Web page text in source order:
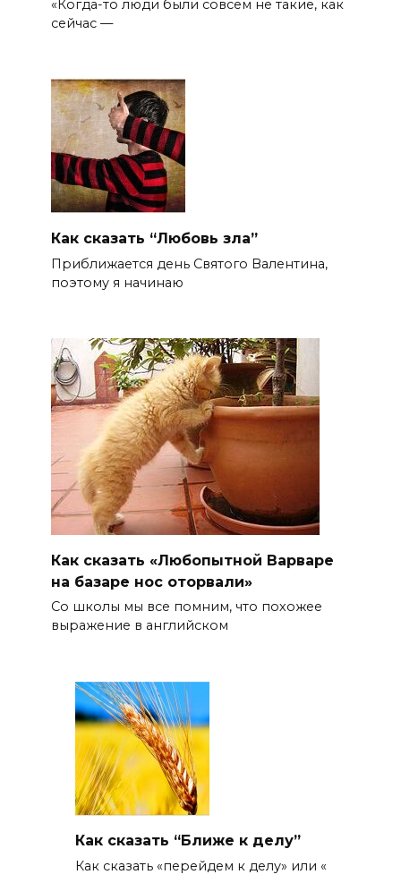
«Когда-то люди были совсем не такие, как
сейчас —
Как сказать “Любовь зла”
Приближается день Святого Валентина,
поэтому я начинаю
Как сказать «Любопытной Варваре
на базаре нос оторвали»
Со школы мы все помним, что похожее
выражение в английском
Как сказать “Ближе к делу”
Как сказать «перейдем к делу» или «